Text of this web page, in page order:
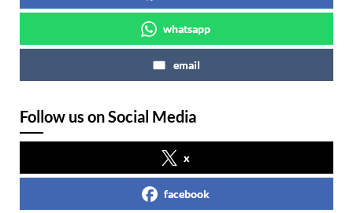
whatsapp
email
Follow us on Social Media
x
facebook